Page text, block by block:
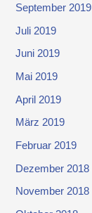
September 2019
Juli 2019
Juni 2019
Mai 2019
April 2019
März 2019
Februar 2019
Dezember 2018
November 2018